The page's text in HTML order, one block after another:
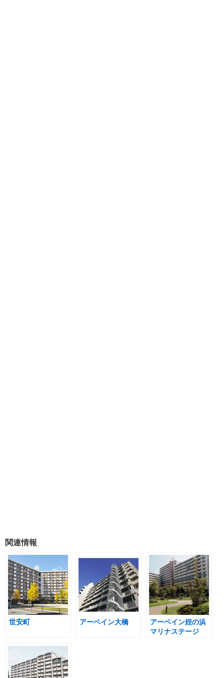
関連情報
世安町 アーベイン大橋
アーベイン姪の浜
マリナステージ